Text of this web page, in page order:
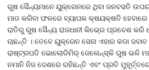
ରୁଷ ସୈନ୍ୟମାନେ ୟୁକ୍ରେନରେ ଥିବା ଜନବସତି
ମାଡ କରିବା ଫଳରେ ବ୍ୟାପକ କ୍ଷୟକ୍ଷତି ହେବାରେ
ରାତିରୁ ରୁଷ ସୈନ୍ୟ ରାଜଧାନୀ କିଭ୍‍ରେ ପ୍ରବେଶ କରି
ଚାଛନ୍ତି । ତେବେ ୟୁକ୍ରେନ ସେନା ଏହାର କଡା
ରାଷ୍ଟ୍ରପତି ଭୋଲୋଡିମିର୍ ଜେଲେନ୍‌ସ୍କି ରୁଷ ଭଳି
ନମାନି ନିଜ ଦେଶରେ ରହିଛନ୍ତି ଏବଂ ପ୍ରତି